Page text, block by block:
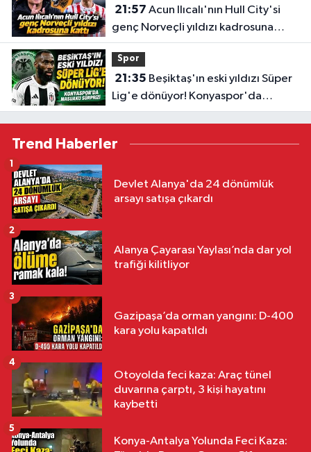
21:57
genç Norveçli yıldızı kadrosuna
kattı
Spor
21:35
Lig'e dönüyor! Konyaspor'da
Masuaku sürprizi
Trend Haberler
Devlet Alanya'da 24 dönümlük
arsayı satışa çıkardı
1
Alanya Çayarası Yaylası’nda dar yol
trafiği kilitliyor
2
Gazipaşa’da orman yangını: D-400
kara yolu kapatıldı
3
Otoyolda feci kaza: Araç tünel
duvarına çarptı, 3 kişi hayatını
kaybetti
4
Konya-Antalya Yolunda Feci Kaza:
5